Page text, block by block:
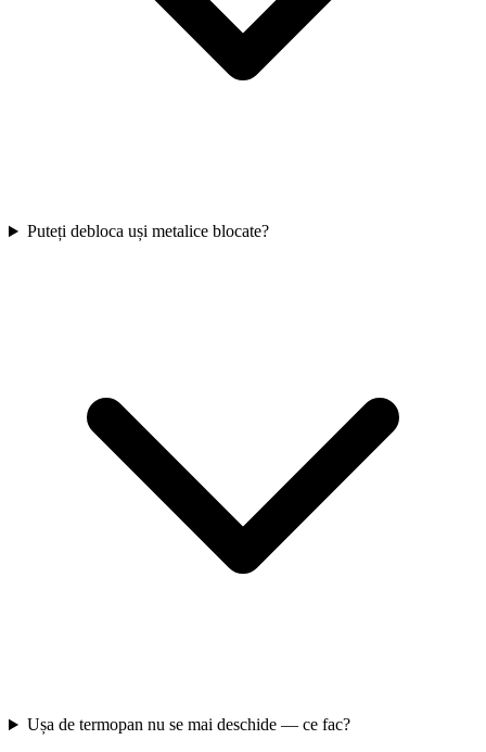
Puteți debloca uși metalice blocate?
Ușa de termopan nu se mai deschide — ce fac?